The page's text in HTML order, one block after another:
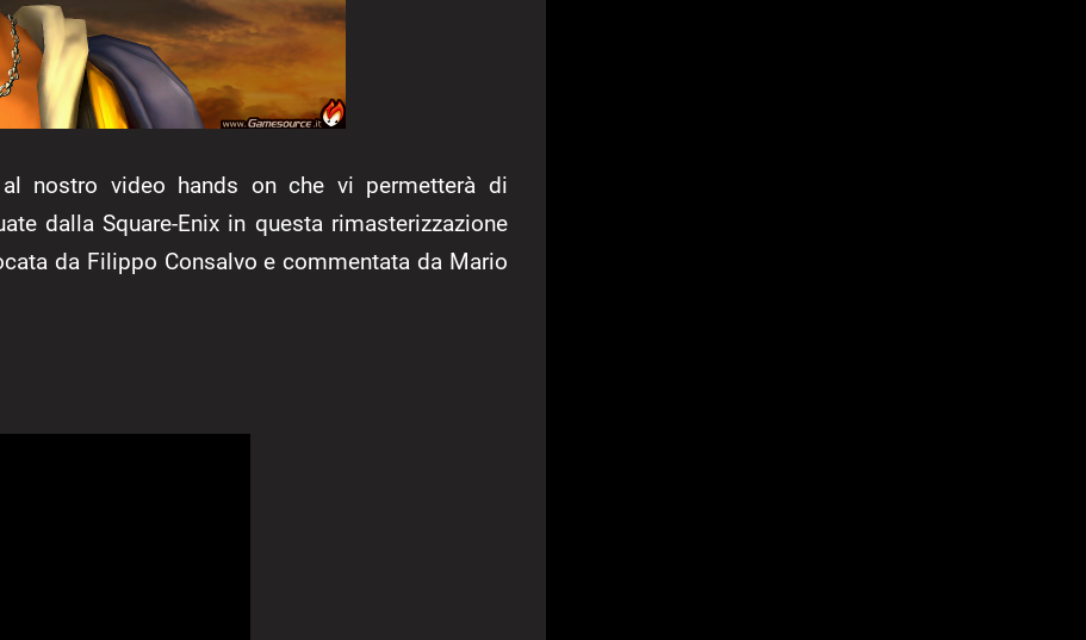
nostro video hands on che vi permetterà di
dalla Square-Enix in questa rimasterizzazione
da Filippo Consalvo e commentata da Mario